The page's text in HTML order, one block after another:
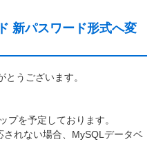
新パスワード形式へ変
うございます。
プを予定しております。
れない場合、MySQLデータベ